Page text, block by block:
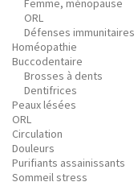
Femme, ménopause
ORL
Défenses immunitaires
Homéopathie
Buccodentaire
Brosses à dents
Dentifrices
Peaux lésées
ORL
Circulation
Douleurs
Purifiants assainissants
Sommeil stress